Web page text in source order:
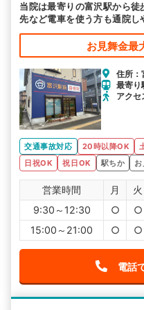
当院は最寄りの富沢駅から
先など電車を使う方も通院し
お見舞金最
住所
最寄り
アクセ
交通事故対応 20時以降OK
日祝OK
祝日OK 駅ちか
営業時間 月 火
9:30～12:30
○ ○
15:00～21:00
○ ○
電話